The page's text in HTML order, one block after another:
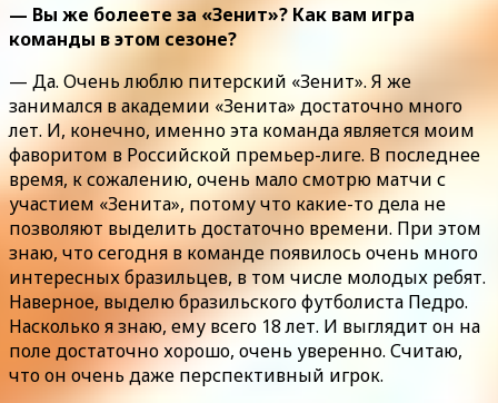
— Вы же болеете за «Зенит»? Как вам игра
команды в этом сезоне?
— Да. Очень люблю питерский «Зенит». Я же
занимался в академии «Зенита» достаточно много
лет. И, конечно, именно эта команда является моим
фаворитом в Российской премьер-лиге. В последнее
время, к сожалению, очень мало смотрю матчи с
участием «Зенита», потому что какие-то дела не
позволяют выделить достаточно времени. При этом
знаю, что сегодня в команде появилось очень много
интересных бразильцев, в том числе молодых ребят.
Наверное, выделю бразильского футболиста Педро.
Насколько я знаю, ему всего 18 лет. И выглядит он на
поле достаточно хорошо, очень уверенно. Считаю,
что он очень даже перспективный игрок.